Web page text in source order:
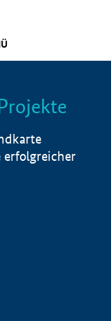
Info
erfolgreicher